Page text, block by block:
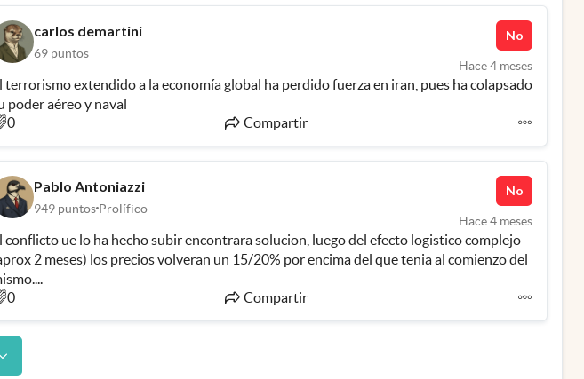
carlos demartini
69 puntos
No
Hace 4 meses
terrorismo extendido a la economía global ha perdido fuerza en iran, pues ha colapsado
0
Compartir
Pablo Antoniazzi
949 puntos Prolífico
No
Hace 4 meses
conflicto ue lo ha hecho subir encontrara solucion, luego del efecto logistico complejo
2 meses) los precios volveran un 15/20% por encima del que tenia al comienzo del
0
Compartir